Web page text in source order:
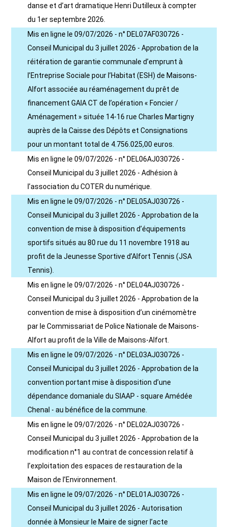
danse et d’art dramatique Henri Dutilleux à compter
du 1er septembre 2026.
Mis en ligne le 09/07/2026 - n° DEL07AF030726 -
Conseil Municipal du 3 juillet 2026 - Approbation de la
réitération de garantie communale d’emprunt à
l’Entreprise Sociale pour l’Habitat (ESH) de Maisons-
Alfort associée au réaménagement du prêt de
financement GAIA CT de l’opération « Foncier /
Aménagement » située 14-16 rue Charles Martigny
auprès de la Caisse des Dépôts et Consignations
pour un montant total de 4.756.025,00 euros.
Mis en ligne le 09/07/2026 - n° DEL06AJ030726 -
Conseil Municipal du 3 juillet 2026 - Adhésion à
l’association du COTER du numérique.
Mis en ligne le 09/07/2026 - n° DEL05AJ030726 -
Conseil Municipal du 3 juillet 2026 - Approbation de la
convention de mise à disposition d’équipements
sportifs situés au 80 rue du 11 novembre 1918 au
profit de la Jeunesse Sportive d’Alfort Tennis (JSA
Tennis).
Mis en ligne le 09/07/2026 - n° DEL04AJ030726 -
Conseil Municipal du 3 juillet 2026 - Approbation de la
convention de mise à disposition d’un cinémomètre
par le Commissariat de Police Nationale de Maisons-
Alfort au profit de la Ville de Maisons-Alfort.
Mis en ligne le 09/07/2026 - n° DEL03AJ030726 -
Conseil Municipal du 3 juillet 2026 - Approbation de la
convention portant mise à disposition d’une
dépendance domaniale du SIAAP - square Amédée
Chenal - au bénéfice de la commune.
Mis en ligne le 09/07/2026 - n° DEL02AJ030726 -
Conseil Municipal du 3 juillet 2026 - Approbation de la
modification n°1 au contrat de concession relatif à
l’exploitation des espaces de restauration de la
Maison de l’Environnement.
Mis en ligne le 09/07/2026 - n° DEL01AJ030726 -
Conseil Municipal du 3 juillet 2026 - Autorisation
donnée à Monsieur le Maire de signer l’acte